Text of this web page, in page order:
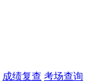
成绩复查 考场查询